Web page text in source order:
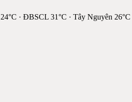
· ĐBSCL 31°C · Tây Nguyên 26°C